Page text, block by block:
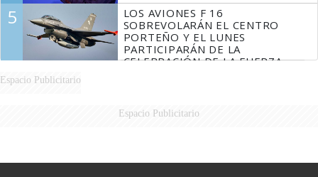
5
LOS AVIONES F 16
SOBREVOLARÁN EL CENTRO
PORTEÑO Y EL LUNES
PARTICIPARÁN DE LA
CELEBRACIÓN DE LA FUERZA
Espacio Publicitario
Espacio Publicitario